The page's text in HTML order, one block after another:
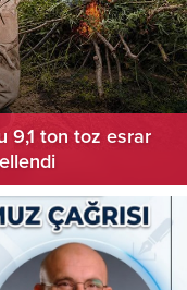
9,1 ton toz esrar